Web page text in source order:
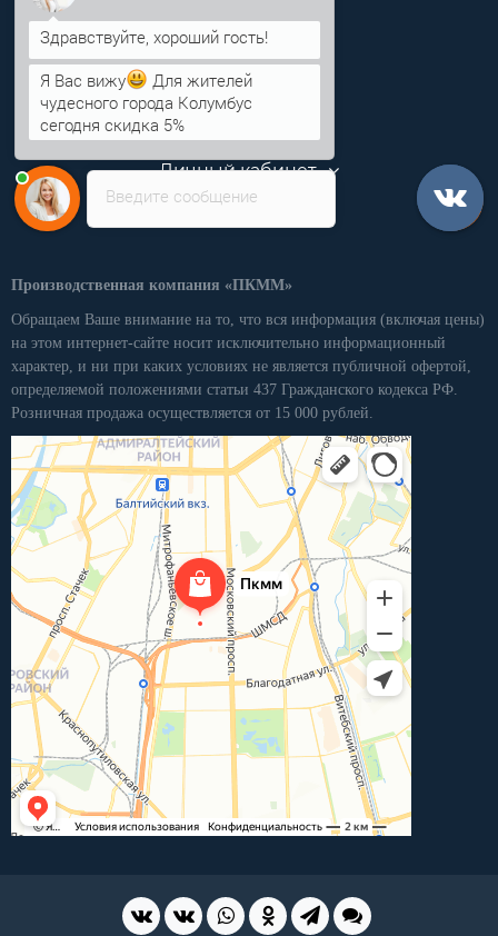
Информация
Личный кабинет
Производственная компания «ПКММ»
Обращаем Ваше внимание на то, что вся информация (включая цены)
на этом интернет-сайте носит исключительно информационный
характер, и ни при каких условиях не является публичной офертой,
определяемой положениями статьи 437 Гражданского кодекса РФ.
Розничная продажа осуществляется от 15 000 рублей.
Введите сообщение
Я Вас вижу
Для жителей
чудесного города Колумбус
сегодня скидка 5%